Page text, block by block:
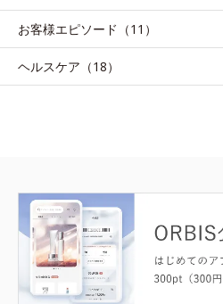
お客様エピソード（11）
ヘルスケア（18）